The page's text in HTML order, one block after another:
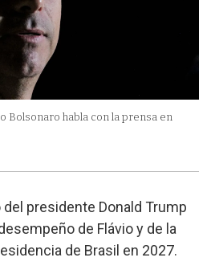
Bolsonaro habla con la prensa en
presidente Donald Trump
de Flávio y de la
de Brasil en 2027.